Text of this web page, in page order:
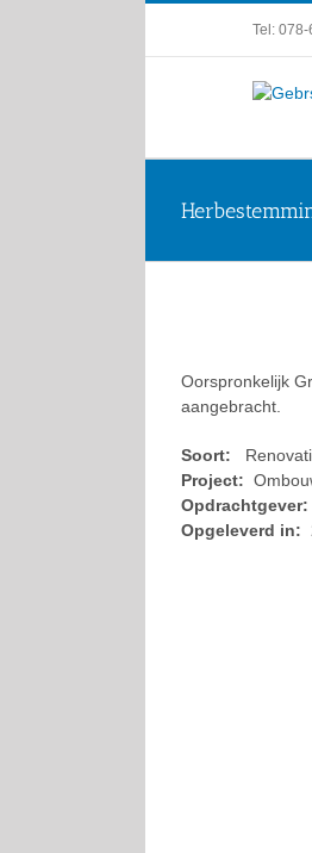
Tel:
Oorspronkelijk
aangebracht.
Soort:
Project:
Opdrachtgever:
Opgeleverd in: